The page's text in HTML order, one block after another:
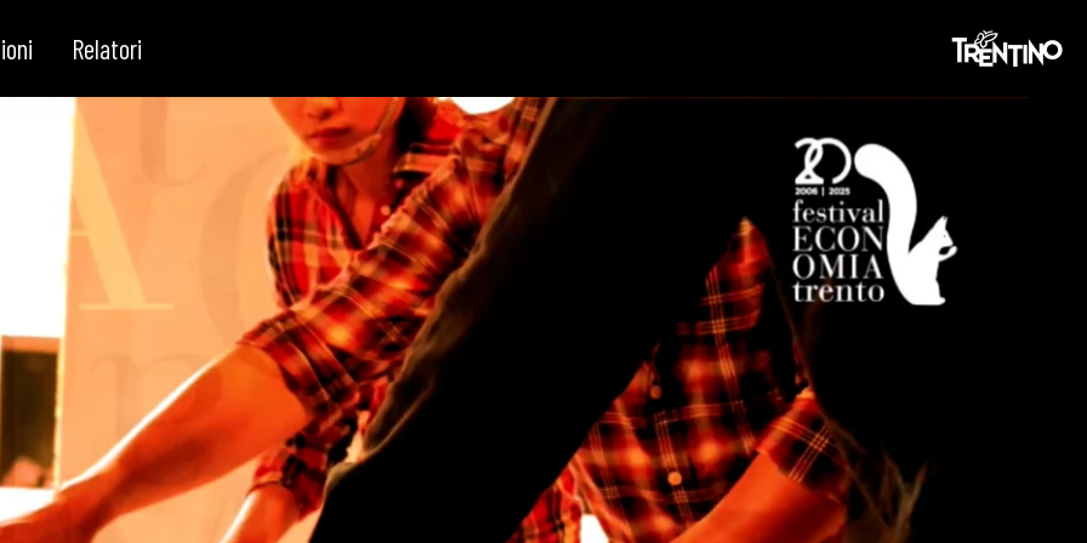
e del merito
Relatori